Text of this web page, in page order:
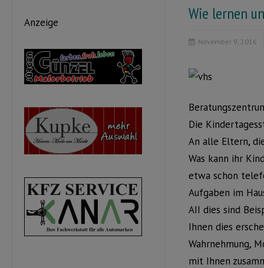
Wie lernen
November 9, 2016
Die
An alle Eltern,
Was kann ihr
etwa schon
Aufgaben im
AII dies sind
Ihnen dies
Wahrnehmung,
mit Ihnen
Anzeige